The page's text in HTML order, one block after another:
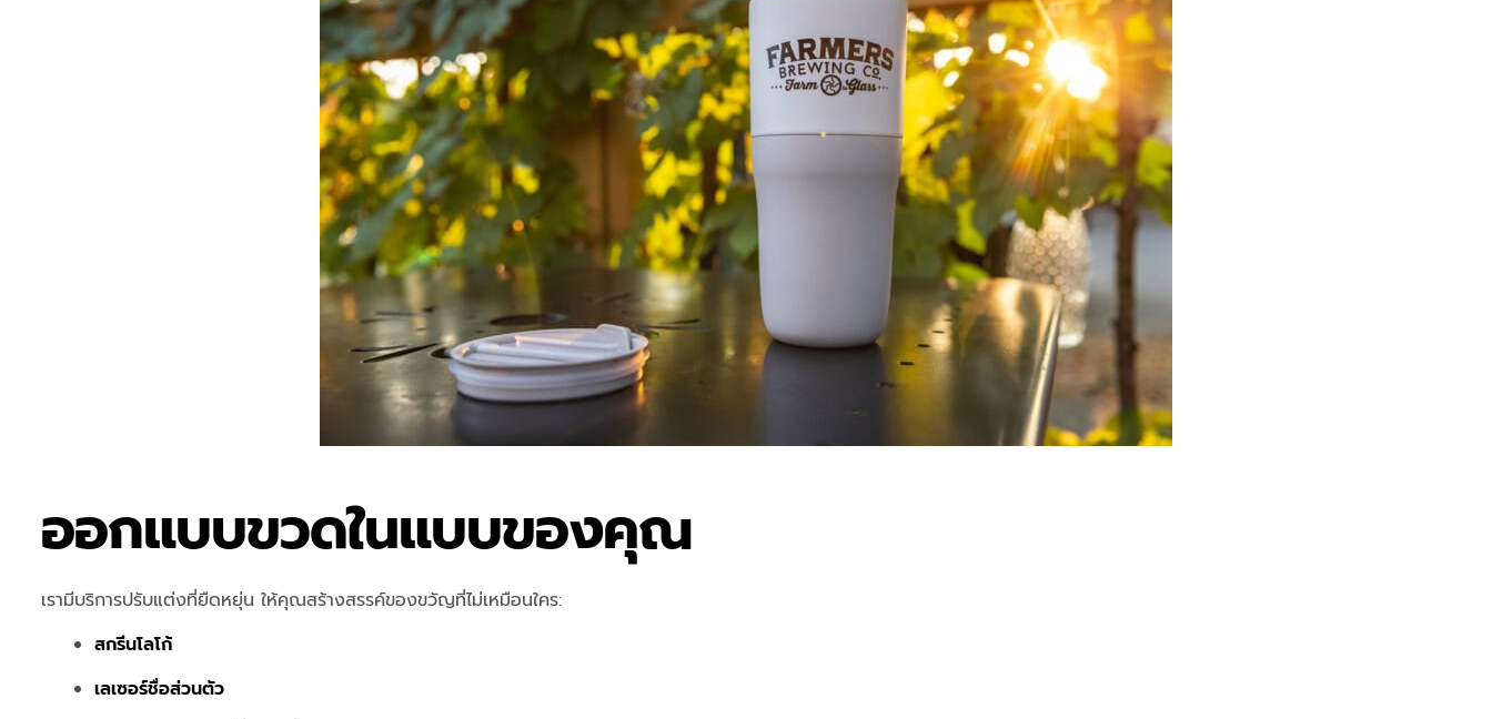
ออกแบบขวดในแบบของคุณ
เรามีบริการปรับแต่งที่ยืดหยุ่น ให้คุณสร้างสรรค์ของขวัญที่ไม่เหมือนใคร:
สกรีนโลโก้
เลเซอร์ชื่อส่วนตัว